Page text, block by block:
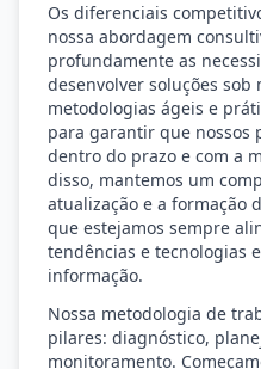
Os diferenciais
nossa abordagem
profundamente as
desenvolver soluções sob
metodologias ágeis e
para garantir que nossos
dentro do prazo e com a
disso, mantemos um
atualização e a formação
que estejamos sempre
tendências e tecnologias
informação.
Nossa metodologia de
pilares: diagnóstico,
monitoramento.